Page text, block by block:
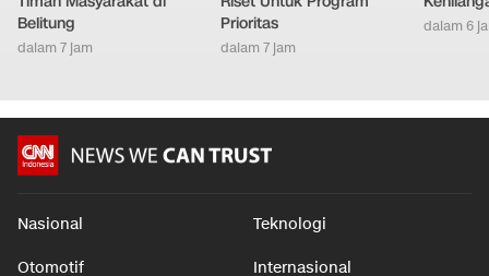
Belitung
dalam 7 jam
Prioritas
dalam 7 jam
dalam 6
Nasional Teknologi
Otomotif Internasional